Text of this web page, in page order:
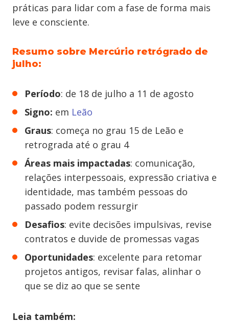
práticas para lidar com a fase de forma mais
leve e consciente.
Resumo sobre Mercúrio retrógrado de
julho:
Período: de 18 de julho a 11 de agosto
Signo: em Leão
Graus: começa no grau 15 de Leão e
retrograda até o grau 4
Áreas mais impactadas: comunicação,
relações interpessoais, expressão criativa e
identidade, mas também pessoas do
passado podem ressurgir
Desafios: evite decisões impulsivas, revise
contratos e duvide de promessas vagas
Oportunidades: excelente para retomar
projetos antigos, revisar falas, alinhar o
que se diz ao que se sente
Leia também: